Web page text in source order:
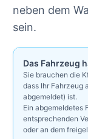
neben dem
sein.
Das Fahrzeug
Sie brauchen die
dass Ihr Fahrzeug
abgemeldet) ist.
Ein abgemeldetes
entsprechenden
oder an dem